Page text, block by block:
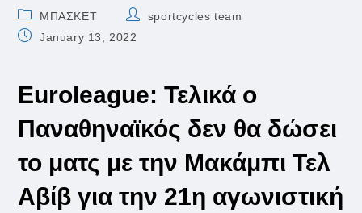
Post
category:
ΜΠΑΣΚΕΤ
Postsportcycles team
PostJanuary 13, 2022
Euroleague: Τελικά ο
Παναθηναϊκός δεν θα δώσει
το ματς με την Μακάμπι Τελ
Αβίβ για την 21η αγωνιστική